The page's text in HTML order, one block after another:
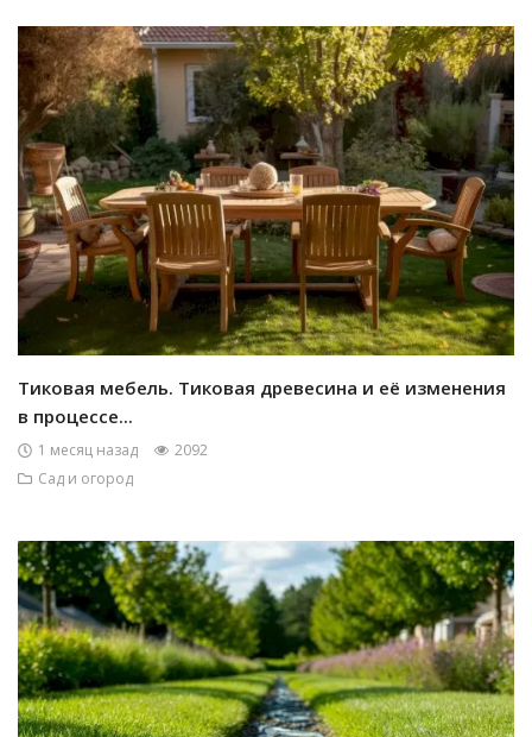
Тиковая мебель. Тиковая древесина и её изменения
в процессе...
1 месяц назад
2092
Сад и огород